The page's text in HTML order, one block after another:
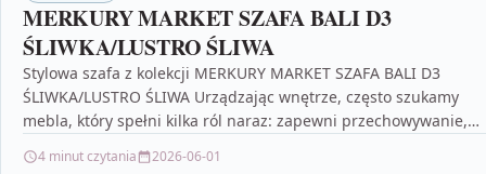
MERKURY MARKET SZAFA BALI D3
ŚLIWKA/LUSTRO ŚLIWA
Stylowa szafa z kolekcji MERKURY MARKET SZAFA BALI D3
ŚLIWKA/LUSTRO ŚLIWA Urządzając wnętrze, często szukamy
mebla, który spełni kilka ról naraz: zapewni przechowywanie,
4 minut czytania 2026-06-01